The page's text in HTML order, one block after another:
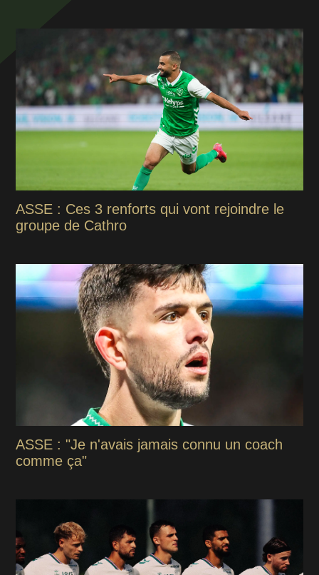
ASSE : Ces 3 renforts qui vont rejoindre le
groupe de Cathro
ASSE : "Je n'avais jamais connu un coach
comme ça"